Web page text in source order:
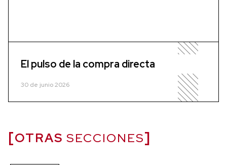
El pulso de la compra directa
30 de junio 2026
OTRAS SECCIONES